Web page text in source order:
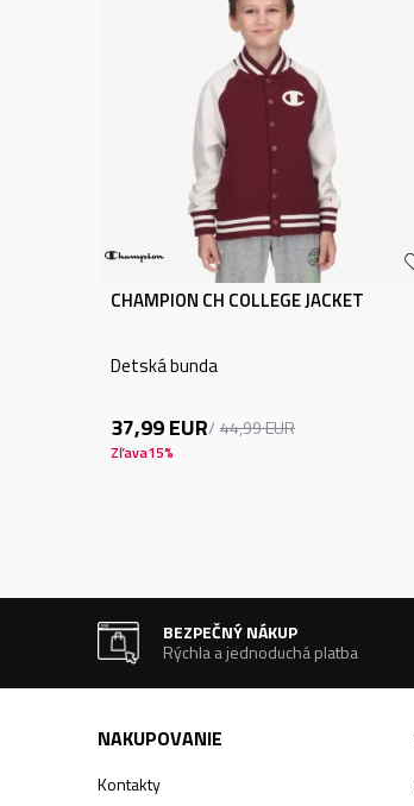
CHAMPION CH COLLEGE JACKET
Detská bunda
37,99EUR 44,99EUR
Zľava15%
BEZPEČNÝ NÁKUP
Rýchla a jednoduchá platba
NAKUPOVANIE
Kontakty